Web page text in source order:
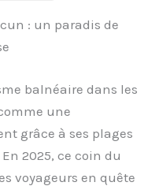
: un paradis de
balnéaire dans les
une
grâce à ses plages
2025, ce coin du
voyageurs en quête